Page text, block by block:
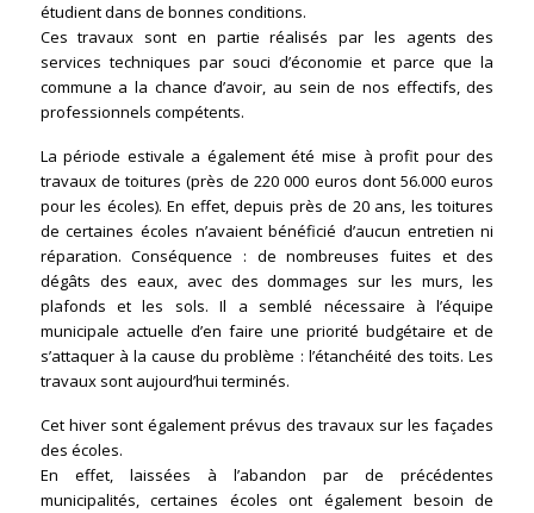
étudient dans de bonnes conditions.
Ces travaux sont en partie réalisés par les agents des
services techniques par souci d’économie et parce que la
commune a la chance d’avoir, au sein de nos effectifs, des
professionnels compétents.
La période estivale a également été mise à profit pour des
travaux de toitures (près de 220 000 euros dont 56.000 euros
pour les écoles). En effet, depuis près de 20 ans, les toitures
de certaines écoles n’avaient bénéficié d’aucun entretien ni
réparation. Conséquence : de nombreuses fuites et des
dégâts des eaux, avec des dommages sur les murs, les
plafonds et les sols. Il a semblé nécessaire à l’équipe
municipale actuelle d’en faire une priorité budgétaire et de
s’attaquer à la cause du problème : l’étanchéité des toits. Les
travaux sont aujourd’hui terminés.
Cet hiver sont également prévus des travaux sur les façades
des écoles.
En effet, laissées à l’abandon par de précédentes
municipalités, certaines écoles ont également besoin de